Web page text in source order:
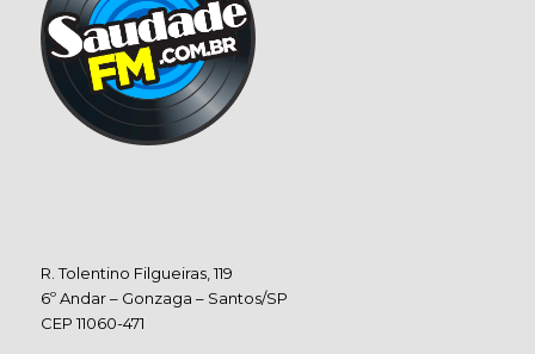
R. Tolentino Filgueiras, 119
6º Andar – Gonzaga – Santos/SP
CEP 11060-471